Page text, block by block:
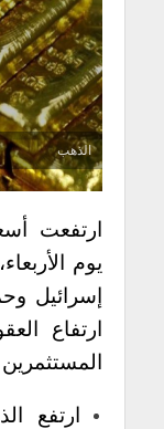
الذهب
ارتفعت
يوم
إسرائيل
ارتفاع